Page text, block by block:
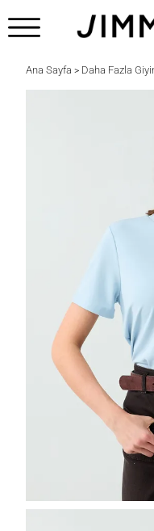
Ana Sayfa > Daha Fazla